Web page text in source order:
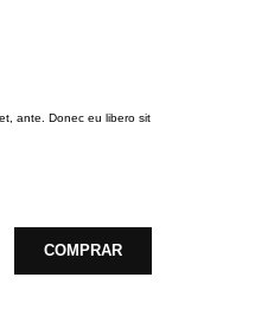
ante. Donec eu libero sit
COMPRAR